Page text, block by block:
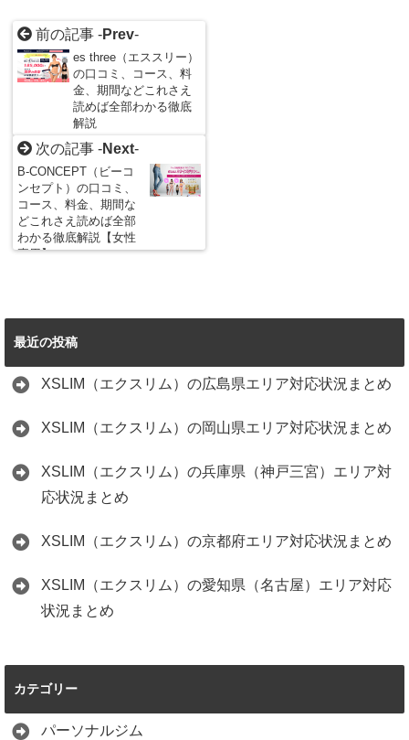
前の記事 -Prev-
es three（エススリー）
の口コミ、コース、料
金、期間などこれさえ
読めば全部わかる徹底
解説
次の記事 -Next-
B-CONCEPT（ビーコ
ンセプト）の口コミ、
コース、料金、期間な
どこれさえ読めば全部
わかる徹底解説【女性
専用】
最近の投稿
XSLIM（エクスリム）の広島県エリア対応状況まとめ
XSLIM（エクスリム）の岡山県エリア対応状況まとめ
XSLIM（エクスリム）の兵庫県（神戸三宮）エリア対
応状況まとめ
XSLIM（エクスリム）の京都府エリア対応状況まとめ
XSLIM（エクスリム）の愛知県（名古屋）エリア対応
状況まとめ
カテゴリー
パーソナルジム